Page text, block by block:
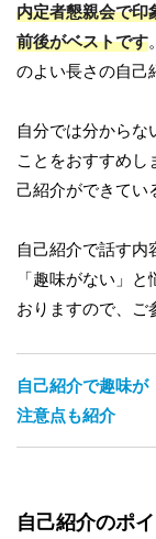
内定者懇親会で印
前後がベストです
のよい長さの自己
自分では分からな
ことをおすすめし
己紹介ができてい
自己紹介で話す内
「趣味がない」
おりますので、ご
自己紹介で趣味
注意点も紹介
自己紹介のポ